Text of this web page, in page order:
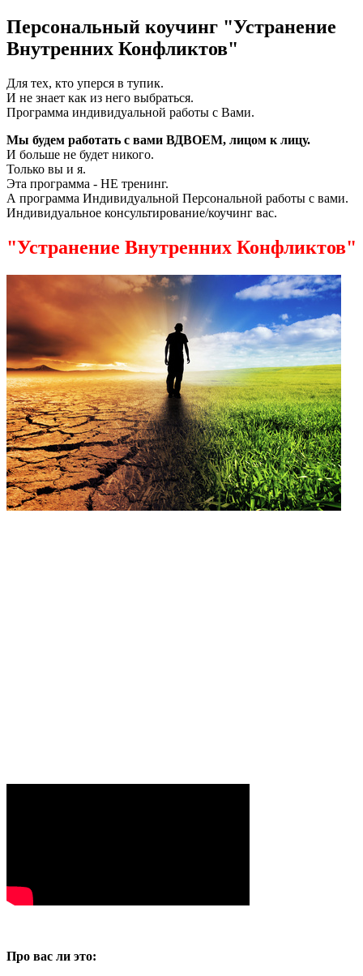
Персональный коучинг "Устранение
Внутренних Конфликтов"
Для тех, кто уперся в тупик.
И не знает как из него выбраться.
Программа индивидуальной работы с Вами.
Мы будем работать с вами ВДВОЕМ, лицом к лицу.
И больше не будет никого.
Только вы и я.
Эта программа - НЕ тренинг.
А программа Индивидуальной Персональной работы с вами.
Индивидуальное консультирование/коучинг вас.
"Устранение Внутренних Конфликтов"
Про вас ли это: